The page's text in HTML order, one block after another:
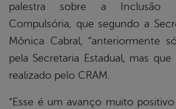
palestra sobre a Inclusão
Compulsória, que segundo a
Mônica Cabral, “anteriormente
pela Secretaria Estadual, mas
realizado pelo CRAM.
“Esse é um avanço muito